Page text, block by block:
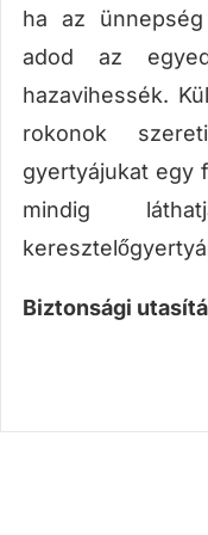
ha az
adod az
hazavihessék.
rokonok
gyertyájukat egy
mindig
Biztonsági